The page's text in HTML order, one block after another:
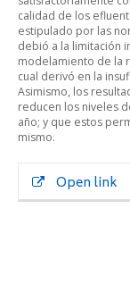
calidad de los
estipulado por las
debió a la limitación
modelamiento de la
cual derivó en la
Asimismo, los
reducen los niveles
año; y que estos
mismo.
Open link